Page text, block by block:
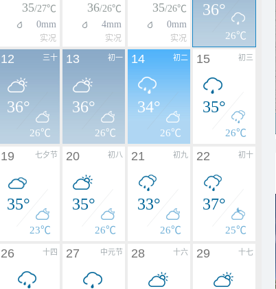
35/27℃
0mm
实况
36/26℃
4mm
实况
35/26℃
0mm
实况
36°
26℃
三十
12
36°
26℃
初一
13
36°
26℃
初二
14
34°
26℃
初三
15
35°
26℃
七夕节
19
35°
23℃
初八
20
35°
26℃
初九
21
33°
26℃
初十
22
37°
25℃
十四
26 中元节
27 十六
28 十七
29